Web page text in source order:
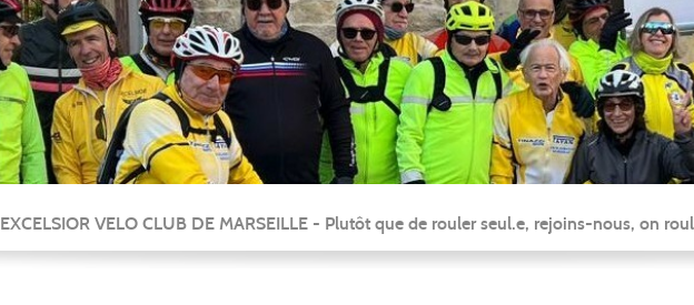
EXCELSIOR VELO CLUB DE MARSEILLE - Plutôt que de rouler seul.e, rejoins-nous, on